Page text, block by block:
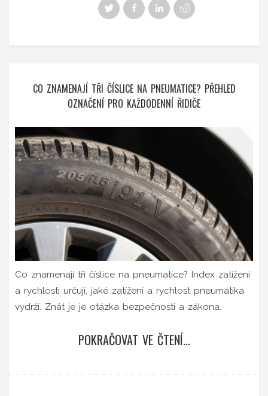
CO ZNAMENAJÍ TŘI ČÍSLICE NA PNEUMATICE? PŘEHLED
OZNAČENÍ PRO KAŽDODENNÍ ŘIDIČE
Co znamenají tři číslice na pneumatice? Index zatížení
a rychlosti určují, jaké zatížení a rychlost pneumatika
vydrží. Znát je je otázka bezpečnosti a zákona.
POKRAČOVAT VE ČTENÍ...